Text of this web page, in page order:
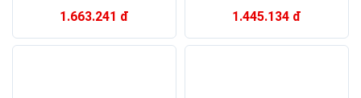
20000PA Siêu Mạnh Hàng
Nhập Khẩu
1.663.241 đ
trí khó như gầm giường ,tủ ,
ghế sofa . Hàng Nhập Khẩu
1.445.134 đ